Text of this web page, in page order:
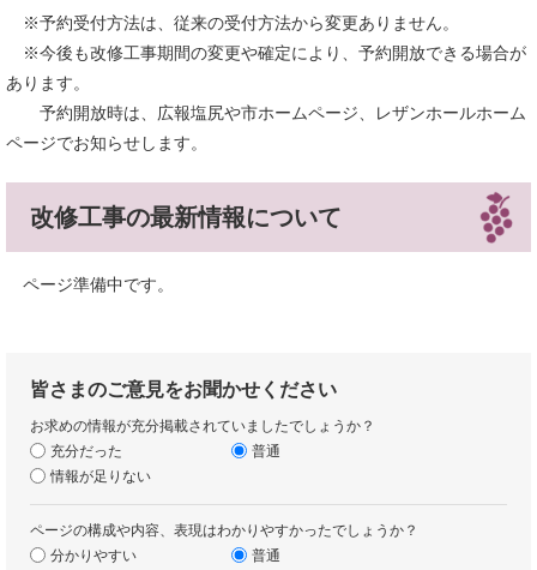
※予約受付方法は、従来の受付方法から変更ありません。
※今後も改修工事期間の変更や確定により、予約開放できる場合が
あります。
予約開放時は、広報塩尻や市ホームページ、レザンホールホーム
ページでお知らせします。
改修工事の最新情報について
ページ準備中です。
皆さまのご意見をお聞かせください
お求めの情報が充分掲載されていましたでしょうか？
充分だった
普通
情報が足りない
ページの構成や内容、表現はわかりやすかったでしょうか？
分かりやすい
普通